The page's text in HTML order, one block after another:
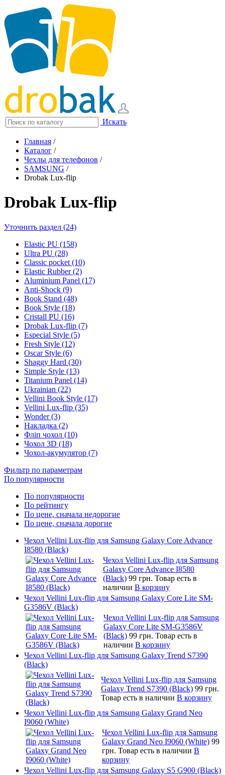
Искать
Главная /
Каталог /
Чехлы для телефонов /
SAMSUNG /
Drobak Lux-flip
Drobak Lux-flip
Уточнить раздел (24)
Elastic PU (158)
Ultra PU (28)
Classic pocket (10)
Elastic Rubber (2)
Aluminium Panel (17)
Anti-Shock (9)
Book Stand (48)
Book Style (18)
Cristall PU (16)
Drobak Lux-flip (7)
Especial Style (5)
Fresh Style (12)
Oscar Style (6)
Shaggy Hard (30)
Simple Style (13)
Titanium Panel (14)
Ukrainian (22)
Vellini Book Style (17)
Vellini Lux-flip (35)
Wonder (3)
Накладка (2)
Фліп чохол (10)
Чохол 3D (18)
Чохол-акумулятор (7)
Фильтр по параметрам
По популярности
По популярности
По рейтингу
По цене, сначала недорогие
По цене, сначала дорогие
Чехол Vellini Lux-flip для Samsung Galaxy Core Advance
I8580 (Black)
Чехол Vellini Lux-flip для Samsung
Galaxy Core Advance I8580
(Black) 99 грн. Товар есть в
наличии В корзину
Чехол Vellini Lux-flip для Samsung Galaxy Core Lite SM-
G3586V (Black)
Чехол Vellini Lux-flip для Samsung
Galaxy Core Lite SM-G3586V
(Black) 99 грн. Товар есть в
наличии В корзину
Чехол Vellini Lux-flip для Samsung Galaxy Trend S7390
(Black)
Чехол Vellini Lux-flip для Samsung
Galaxy Trend S7390 (Black) 99 грн.
Товар есть в наличии В корзину
Чехол Vellini Lux-flip для Samsung Galaxy Grand Neo
I9060 (White)
Чехол Vellini Lux-flip для Samsung
Galaxy Grand Neo I9060 (White) 99
грн. Товар есть в наличии В
корзину
Чехол Vellini Lux-flip для Samsung Galaxy S5 G900 (Black)